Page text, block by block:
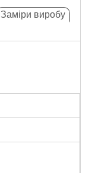
Заміри виробу